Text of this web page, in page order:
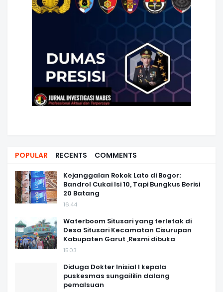
POPULAR RECENTS COMMENTS
Kejanggalan Rokok Lato di Bogor:
Bandrol Cukai Isi 10, Tapi Bungkus Berisi
20 Batang
16.44
Waterboom Situsari yang terletak di
Desa Situsari Kecamatan Cisurupan
Kabupaten Garut ,Resmi dibuka
15.03
Diduga Dokter Inisial I kepala
puskesmas sungaililin dalang
pemalsuan